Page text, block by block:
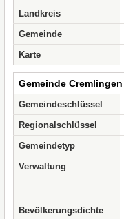
Landkreis
Gemeinde
Karte
Gemeinde Cremlingen
Gemeindeschlüssel
Regionalschlüssel
Gemeindetyp
Verwaltung
Bevölkerungsdichte